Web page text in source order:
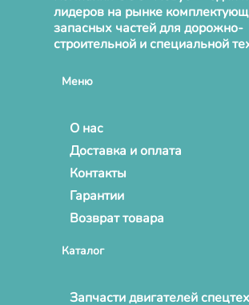
лидеров на рынке
запасных частей для дорожно-
строительной и специальной
Меню
О нас
Доставка и оплата
Контакты
Гарантии
Возврат товара
Каталог
Запчасти двигателей